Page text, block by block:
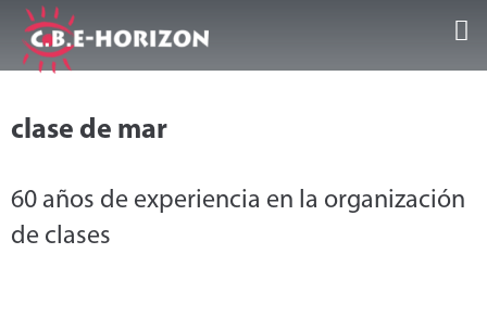
Las actividades
clase de mar
60 años de experiencia en la organización
de clases